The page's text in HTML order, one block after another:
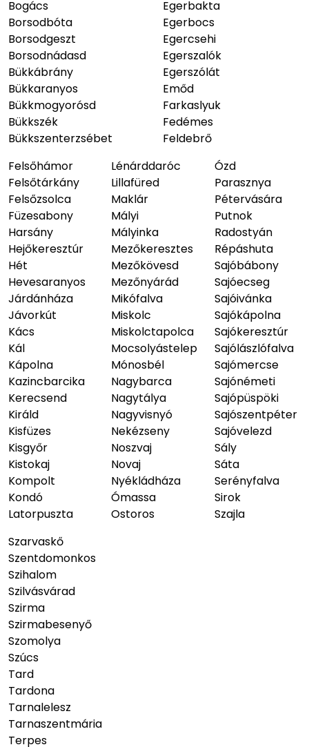
Bogács
Borsodbóta
Borsodgeszt
Borsodnádasd
Bükkábrány
Bükkaranyos
Bükkmogyorósd
Bükkszék
Bükkszenterzsébet
Egerbakta
Egerbocs
Egercsehi
Egerszalók
Egerszólát
Emőd
Farkaslyuk
Fedémes
Feldebrő
Felsőhámor
Felsőtárkány
Felsőzsolca
Füzesabony
Harsány
Hejőkeresztúr
Hét
Hevesaranyos
Járdánháza
Jávorkút
Kács
Kál
Kápolna
Kazincbarcika
Kerecsend
Királd
Kisfüzes
Kisgyőr
Kistokaj
Kompolt
Kondó
Latorpuszta
Lénárddaróc
Lillafüred
Maklár
Mályi
Mályinka
Mezőkeresztes
Mezőkövesd
Mezőnyárád
Mikófalva
Miskolc
Miskolctapolca
Mocsolyástelep
Mónosbél
Nagybarca
Nagytálya
Nagyvisnyó
Nekézseny
Noszvaj
Novaj
Nyékládháza
Ómassa
Ostoros
Ózd
Parasznya
Pétervására
Putnok
Radostyán
Répáshuta
Sajóbábony
Sajóecseg
Sajóivánka
Sajókápolna
Sajókeresztúr
Sajólászlófalva
Sajómercse
Sajónémeti
Sajópüspöki
Sajószentpéter
Sajóvelezd
Sály
Sáta
Serényfalva
Sirok
Szajla
Szarvaskő
Szentdomonkos
Szihalom
Szilvásvárad
Szirma
Szirmabesenyő
Szomolya
Szúcs
Tard
Tardona
Tarnalelesz
Tarnaszentmária
Terpes